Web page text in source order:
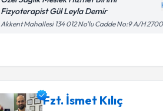
Fizyoterapist Gül Leyla Demir
Akkent Mahallesi 134 012 No'lu Cadde No:9 A/H
Fzt. İsmet Kılıç